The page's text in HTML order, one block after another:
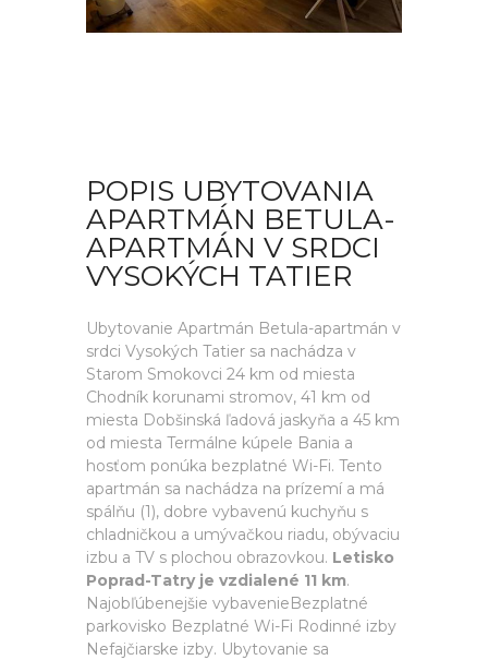
POPIS UBYTOVANIA
APARTMÁN BETULA-
APARTMÁN V SRDCI
VYSOKÝCH TATIER
Ubytovanie Apartmán Betula-apartmán v
srdci Vysokých Tatier sa nachádza v
Starom Smokovci 24 km od miesta
Chodník korunami stromov, 41 km od
miesta Dobšinská ľadová jaskyňa a 45 km
od miesta Termálne kúpele Bania a
hosťom ponúka bezplatné Wi-Fi. Tento
apartmán sa nachádza na prízemí a má
spálňu (1), dobre vybavenú kuchyňu s
chladničkou a umývačkou riadu, obývaciu
izbu a TV s plochou obrazovkou. Letisko
Poprad-Tatry je vzdialené 11 km.
Najobľúbenejšie vybavenieBezplatné
parkovisko Bezplatné Wi-Fi Rodinné izby
Nefajčiarske izby. Ubytovanie sa